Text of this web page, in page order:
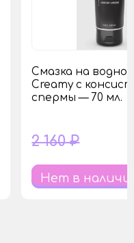
Смазка на
Creamy с
спермы — 70 мл.
2 160 ₽
Нет в